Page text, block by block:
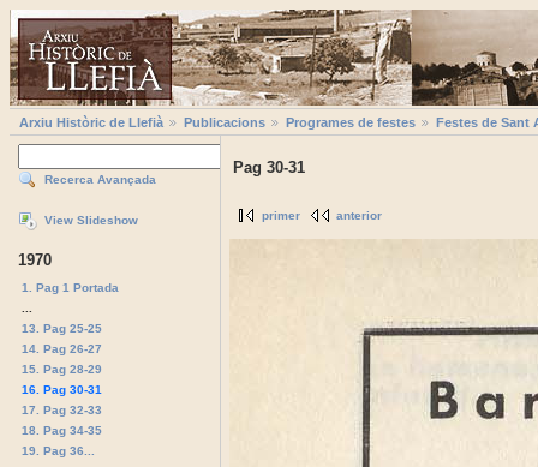
Arxiu Històric de Llefià Publicacions Programes de festes Festes de Sant
Recerca Avançada
View Slideshow
1970
1. Pag 1 Portada
13. Pag 25-25
14. Pag 26-27
15. Pag 28-29
16. Pag 30-31
17. Pag 32-33
18. Pag 34-35
19. Pag 36...
Pag 30-31
primer anterior